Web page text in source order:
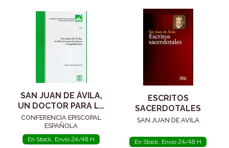
SAN JUAN DE ÁVILA,
UN DOCTOR PARA LA
NUEVA
EVANGELIZACIÓN
CONFERENCIA EPISCOPAL
ESPAÑOLA
En Stock. Envío 24/48 H
ESCRITOS
SACERDOTALES
SAN JUAN DE AVILA
En Stock. Envío 24/48 H